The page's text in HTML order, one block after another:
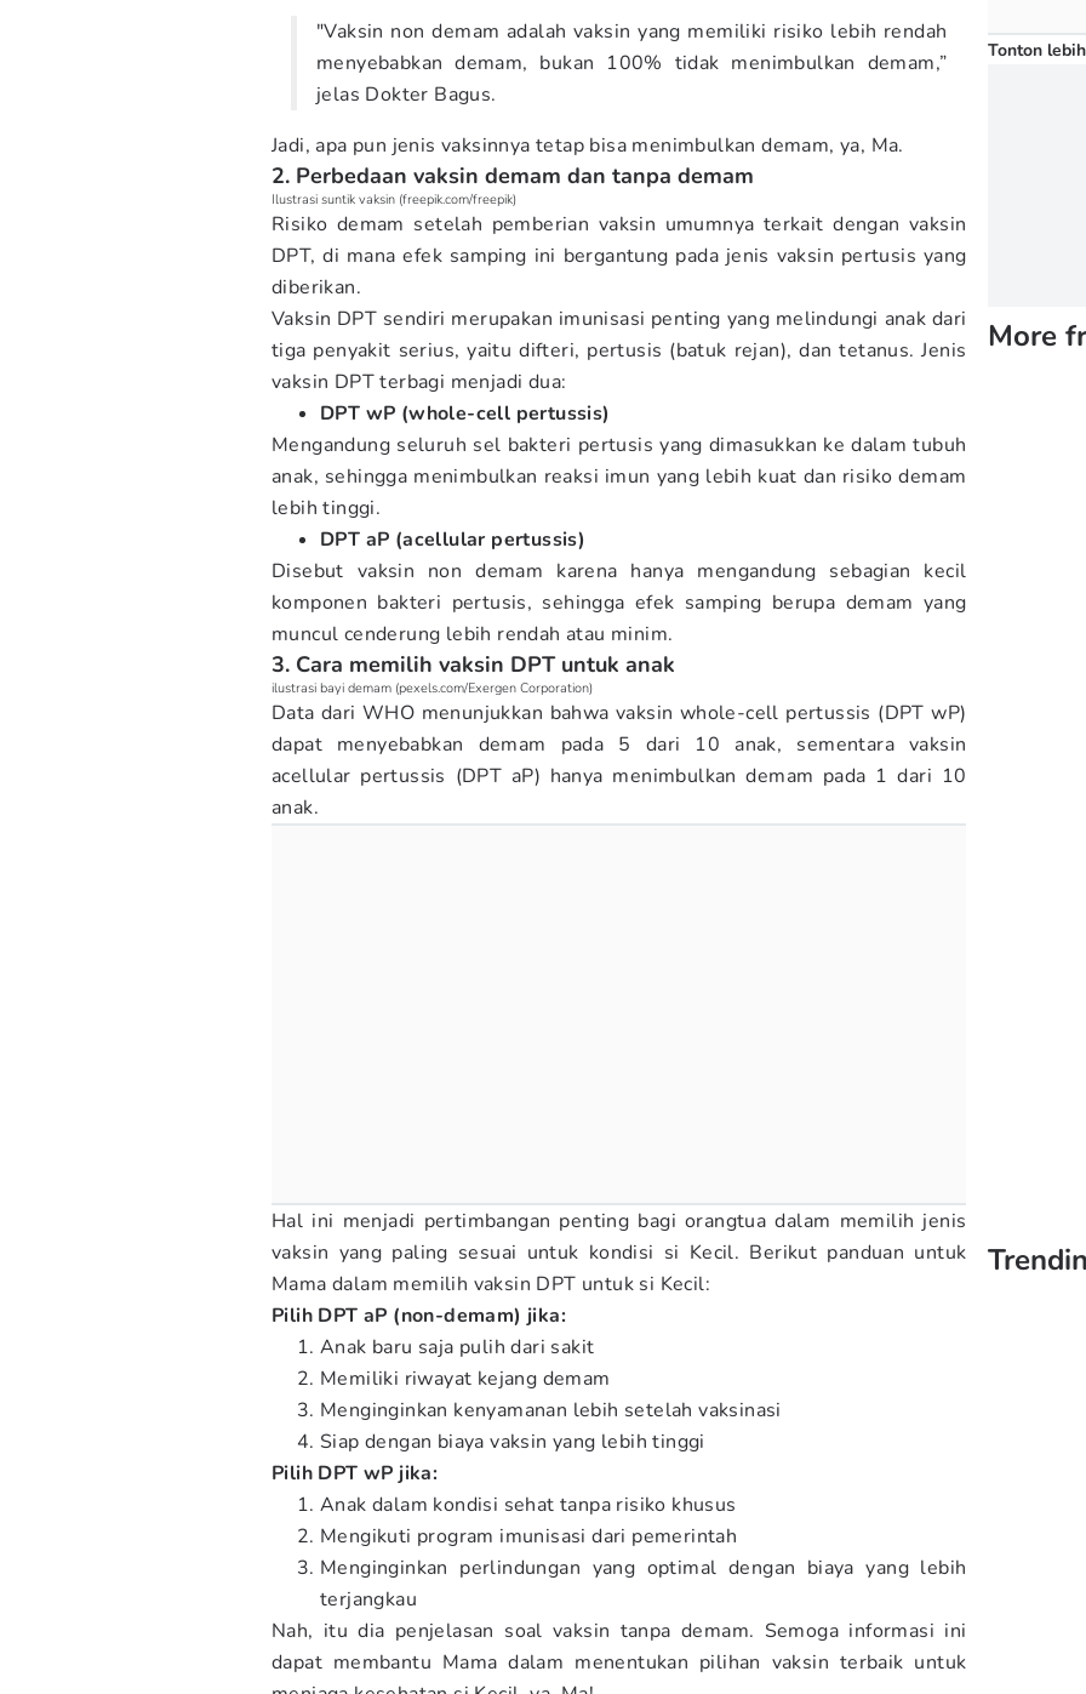
"Vaksin non demam adalah vaksin yang memiliki risiko lebih rendah
menyebabkan demam, bukan 100% tidak menimbulkan demam,”
jelas Dokter Bagus.
Jadi, apa pun jenis vaksinnya tetap bisa menimbulkan demam, ya, Ma.
2. Perbedaan vaksin demam dan tanpa demam
Ilustrasi suntik vaksin (freepik.com/freepik)
Risiko demam setelah pemberian vaksin umumnya terkait dengan vaksin
DPT, di mana efek samping ini bergantung pada jenis vaksin pertusis yang
diberikan.
Vaksin DPT sendiri merupakan imunisasi penting yang melindungi anak dari
tiga penyakit serius, yaitu difteri, pertusis (batuk rejan), dan tetanus. Jenis
vaksin DPT terbagi menjadi dua:
DPT wP (whole-cell pertussis)
Mengandung seluruh sel bakteri pertusis yang dimasukkan ke dalam tubuh
anak, sehingga menimbulkan reaksi imun yang lebih kuat dan risiko demam
lebih tinggi.
DPT aP (acellular pertussis)
Disebut vaksin non demam karena hanya mengandung sebagian kecil
komponen bakteri pertusis, sehingga efek samping berupa demam yang
muncul cenderung lebih rendah atau minim.
3. Cara memilih vaksin DPT untuk anak
ilustrasi bayi demam (pexels.com/Exergen Corporation)
Data dari WHO menunjukkan bahwa vaksin whole-cell pertussis (DPT wP)
dapat menyebabkan demam pada 5 dari 10 anak, sementara vaksin
acellular pertussis (DPT aP) hanya menimbulkan demam pada 1 dari 10
anak.
Hal ini menjadi pertimbangan penting bagi orangtua dalam memilih jenis
vaksin yang paling sesuai untuk kondisi si Kecil. Berikut panduan untuk
Mama dalam memilih vaksin DPT untuk si Kecil:
Pilih DPT aP (non-demam) jika:
Anak baru saja pulih dari sakit
Memiliki riwayat kejang demam
Menginginkan kenyamanan lebih setelah vaksinasi
Siap dengan biaya vaksin yang lebih tinggi
Pilih DPT wP jika:
Anak dalam kondisi sehat tanpa risiko khusus
Mengikuti program imunisasi dari pemerintah
Menginginkan perlindungan yang optimal dengan biaya yang lebih
terjangkau
Nah, itu dia penjelasan soal vaksin tanpa demam. Semoga informasi ini
dapat membantu Mama dalam menentukan pilihan vaksin terbaik untuk
Tonton
More